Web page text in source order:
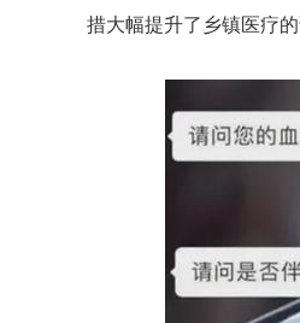
措大幅提升了乡镇医疗